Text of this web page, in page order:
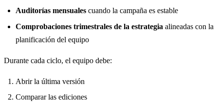
Auditorías mensuales cuando la campaña es estable
Comprobaciones trimestrales de la estrategia alineadas con la
planificación del equipo
Durante cada ciclo, el equipo debe:
Abrir la última versión
Comparar las ediciones